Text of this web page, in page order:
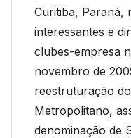
Curitiba, Paraná,
interessantes e
clubes-empresa
novembro de
reestruturação
Metropolitano,
denominação de